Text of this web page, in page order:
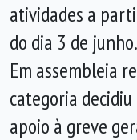
atividades a
do dia 3 de junho.
Em assembleia
categoria
apoio à greve